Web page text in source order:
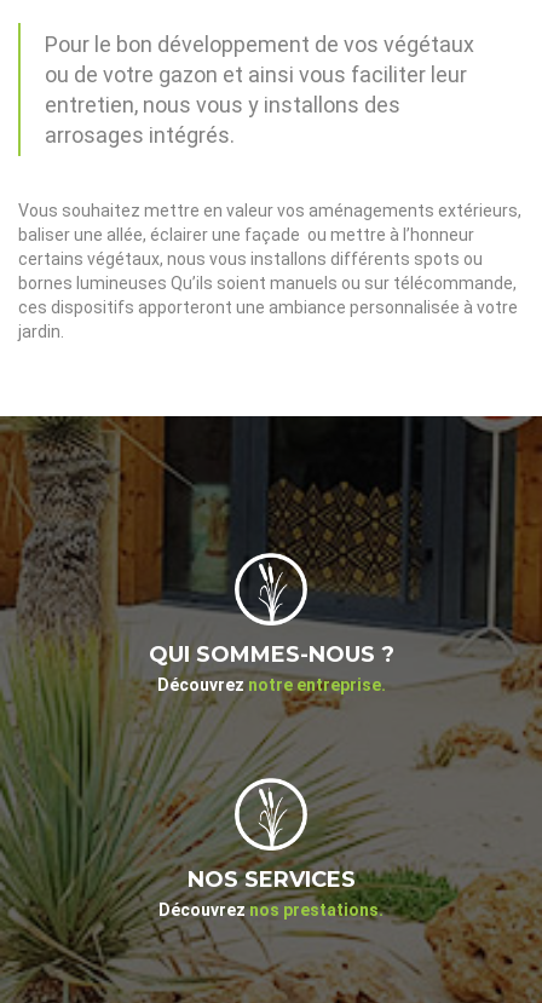
Pour le bon développement de vos végétaux
ou de votre gazon et ainsi vous faciliter leur
entretien, nous vous y installons des
arrosages intégrés.
Vous souhaitez mettre en valeur vos aménagements extérieurs,
baliser une allée, éclairer une façade ou mettre à l’honneur
certains végétaux, nous vous installons différents spots ou
bornes lumineuses Qu’ils soient manuels ou sur télécommande,
ces dispositifs apporteront une ambiance personnalisée à votre
jardin.
QUI SOMMES-NOUS ?
Découvreznotre entreprise.
NOS SERVICES
Découvreznos prestations.